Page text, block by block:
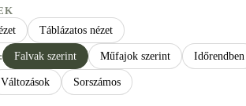
Táblázatos nézet
Falvak szerint Műfajok szerint Időrendben
Változások Sorszámos